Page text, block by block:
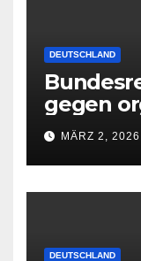
DEUTSCHLAND
gegen
MÄRZ 2, 2026
DEUTSCHLAND